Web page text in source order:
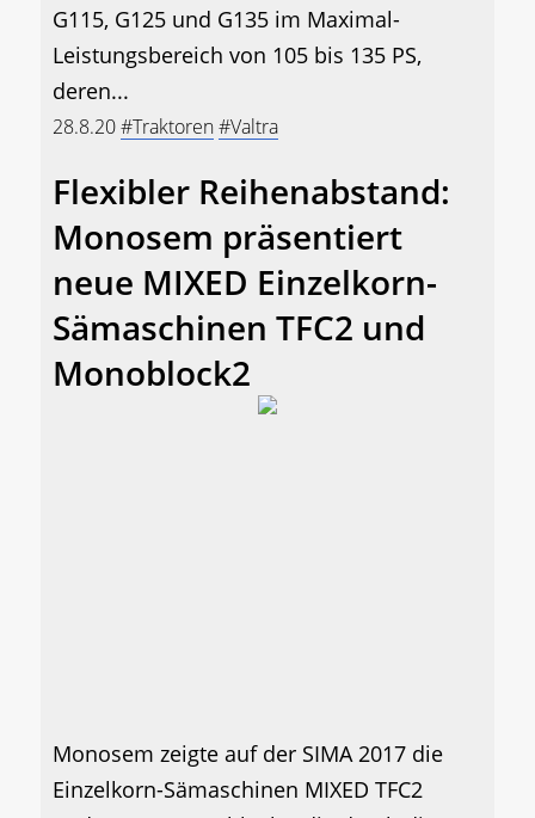
G115, G125 und G135 im Maximal-
Leistungsbereich von 105 bis 135 PS,
deren...
28.8.20#Traktoren#Valtra
Flexibler Reihenabstand:
Monosem präsentiert
neue MIXED Einzelkorn-
Sämaschinen TFC2 und
Monoblock2
Monosem zeigte auf der SIMA 2017 die
Einzelkorn-Sämaschinen MIXED TFC2